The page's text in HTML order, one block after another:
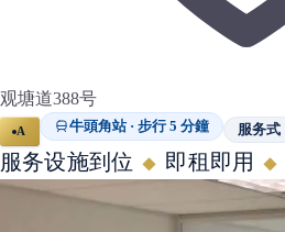
观塘道388号
A 牛頭角站 · 步行 5 分鐘 服务式
服务设施到位 ◆ 即租即用 ◆